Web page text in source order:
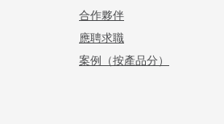
合作夥伴
應聘求職
案例（按產品分）